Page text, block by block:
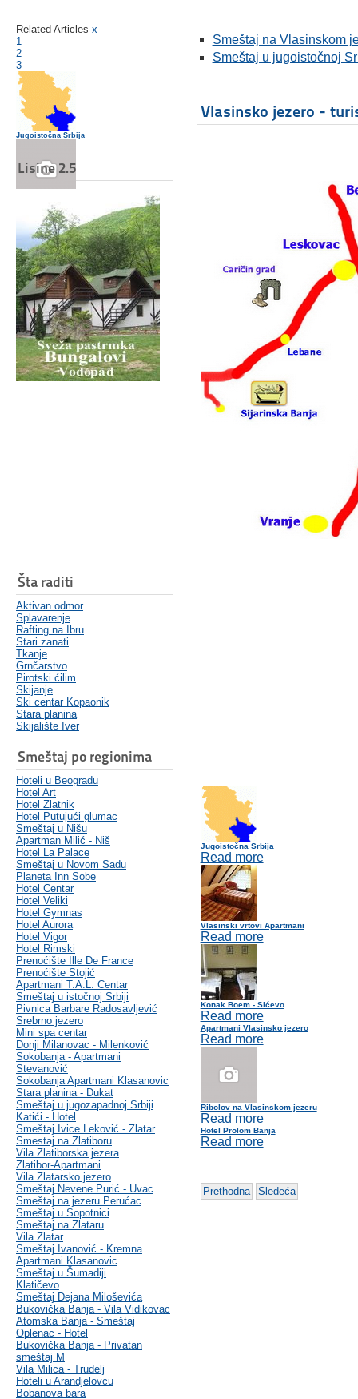
Related Articles x
1
2
3
Jugoistočna Srbija
Ribolov na Vlasinskom jezeru
Vlasinski vrtovi Apartmani
Lisine 2.5
Šta raditi
Aktivan odmor
Splavarenje
Rafting na Ibru
Stari zanati
Tkanje
Grnčarstvo
Pirotski ćilim
Skijanje
Ski centar Kopaonik
Stara planina
Skijalište Iver
Smeštaj po regionima
Hoteli u Beogradu
Hotel Art
Hotel Zlatnik
Hotel Putujući glumac
Smeštaj u Nišu
Apartman Milić - Niš
Hotel La Palace
Smeštaj u Novom Sadu
Planeta Inn Sobe
Hotel Centar
Hotel Veliki
Hotel Gymnas
Hotel Aurora
Hotel Vigor
Hotel Rimski
Prenoćište Ille De France
Prenoćište Stojić
Apartmani T.A.L. Centar
Smeštaj u istočnoj Srbiji
Pivnica Barbare Radosavljević
Srebrno jezero
Mini spa centar
Donji Milanovac - Milenković
Sokobanja - Apartmani
Stevanović
Sokobanja Apartmani Klasanovic
Stara planina - Dukat
Smeštaj u jugozapadnoj Srbiji
Katići - Hotel
Smeštaj Ivice Leković - Zlatar
Smestaj na Zlatiboru
Vila Zlatiborska jezera
Zlatibor-Apartmani
Vila Zlatarsko jezero
Smeštaj Nevene Purić - Uvac
Smeštaj na jezeru Perućac
Smeštaj u Sopotnici
Smeštaj na Zlataru
Vila Zlatar
Smeštaj Ivanović - Kremna
Apartmani Klasanovic
Smeštaj u Šumadiji
Klatičevo
Smeštaj Dejana Miloševića
Bukovička Banja - Vila Vidikovac
Atomska Banja - Smeštaj
Oplenac - Hotel
Bukovička Banja - Privatan
smeštaj M
Vila Milica - Trudelj
Hoteli u Arandjelovcu
Bobanova bara
Smeštaj na Vlasinskom
Smeštaj u jugoistočnoj
Vlasinsko jezero -
Jugoistočna Srbija
Read more
Vlasinski vrtovi Apartmani
Read more
Konak Boem - Sićevo
Read more
Apartmani Vlasinsko jezero
Read more
Ribolov na Vlasinskom jezeru
Read more
Hotel Prolom Banja
Read more
Prethodna Sledeća